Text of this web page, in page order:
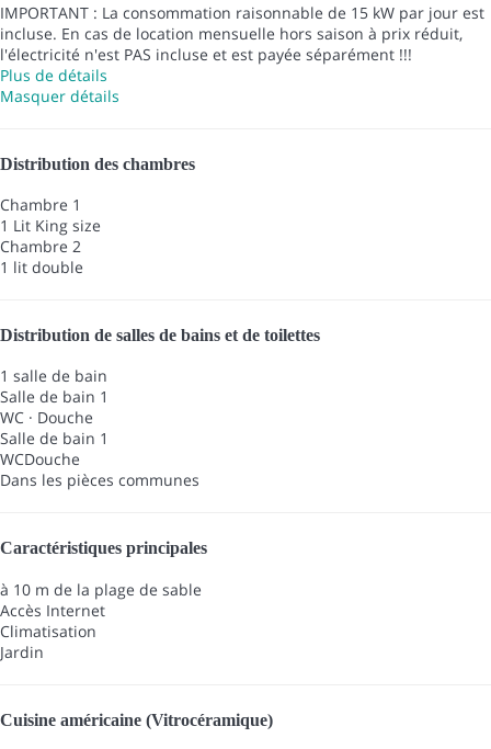
IMPORTANT : La consommation raisonnable de 15 kW par jour est
incluse. En cas de location mensuelle hors saison à prix réduit,
l'électricité n'est PAS incluse et est payée séparément !!!
Plus de détails
Masquer détails
Distribution des chambres
Chambre 1
1 Lit King size
Chambre 2
1 lit double
Distribution de salles de bains et de toilettes
1 salle de bain
Salle de bain 1
WC · Douche
Salle de bain 1
WCDouche
Dans les pièces communes
Caractéristiques principales
à 10 m de la plage de sable
Accès Internet
Climatisation
Jardin
Cuisine américaine (Vitrocéramique)